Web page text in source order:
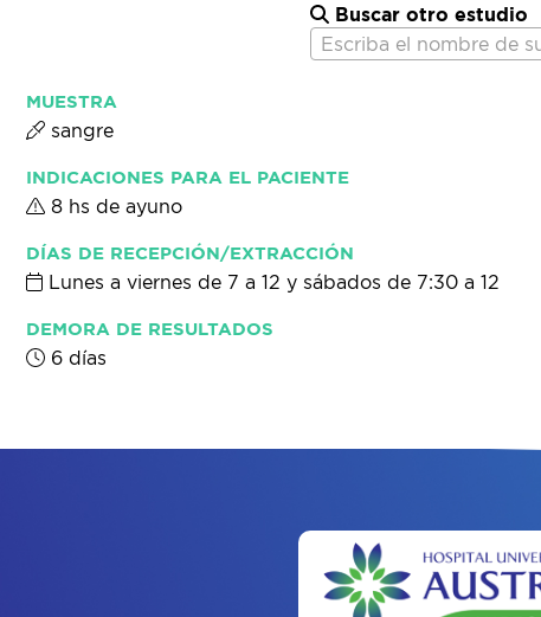
Buscar otro estudio
Escriba el nombre de
MUESTRA
sangre
INDICACIONES PARA EL PACIENTE
8 hs de ayuno
DÍAS DE RECEPCIÓN/EXTRACCIÓN
Lunes a viernes de 7 a 12 y sábados de 7:30 a 12
DEMORA DE RESULTADOS
6 días